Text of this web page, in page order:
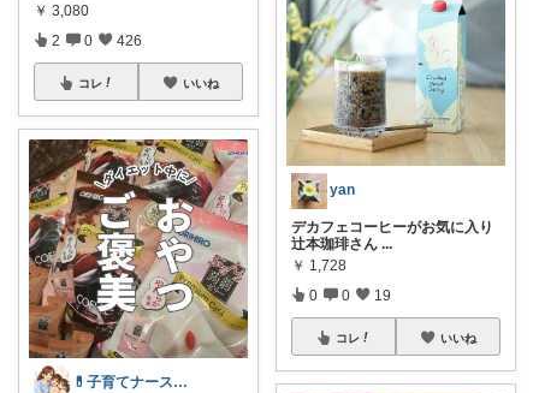
￥ 3,080
2 0 426
コレ いいね
💊子育てナースぐっさん💊
yan
デカフェコーヒーがお気に入り
辻本珈琲さん ...
￥ 1,728
0 0 19
コレ いいね